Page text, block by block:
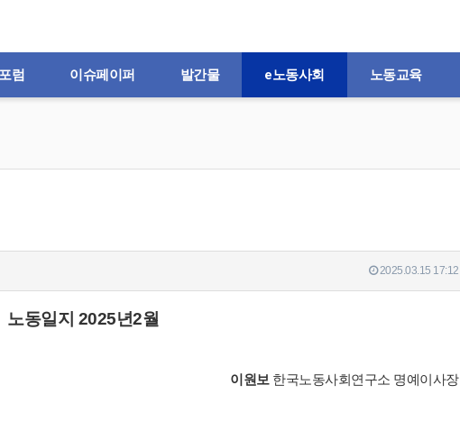
럼 이슈페이퍼 발간물 e노동사회 노동교육
2025.03.15 17:12
노동일지 2025년2월
이원보 한국노동사회연구소 명예이사장